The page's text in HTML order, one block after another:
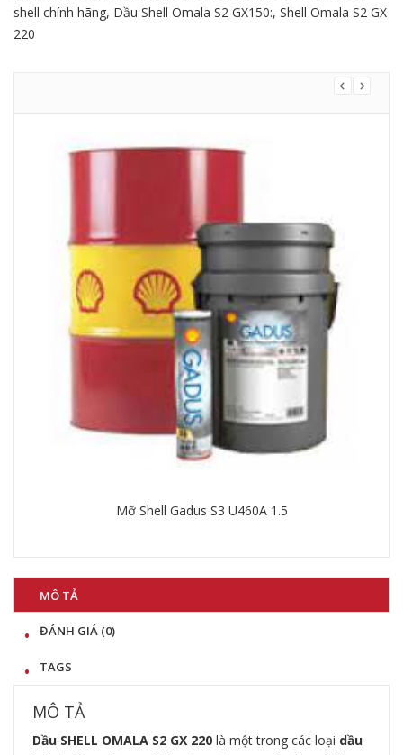
shell chính hãng, Dầu Shell Omala S2 GX150:, Shell Omala S2 GX
220
Mỡ Shell Gadus S3 U460A 1.5
MÔ TẢ
ĐÁNH GIÁ (0)
TAGS
MÔ TẢ
Dầu SHELL OMALA S2 GX 220 là một trong các loại dầu